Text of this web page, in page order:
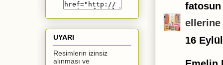
fatosun
ellerine
16
UYARI
Resimlerin izinsiz
alınması ve